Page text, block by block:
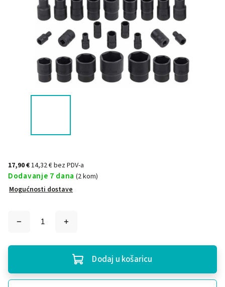
17,90 €14,32 € bez PDV-a
Dodavanje 7 dana (2 kom)
Mogućnosti dostave
Dodaj u košaricu